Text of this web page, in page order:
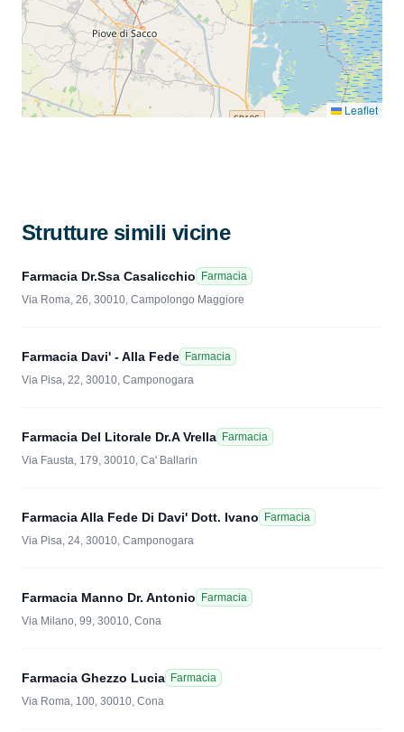
Leaflet
Strutture simili vicine
Farmacia Dr.Ssa Casalicchio
Farmacia
Via Roma, 26, 30010, Campolongo Maggiore
Farmacia Davi' - Alla Fede Farmacia
Via Pisa, 22, 30010, Camponogara
Farmacia Del Litorale Dr.A Vrella Farmacia
Via Fausta, 179, 30010, Ca' Ballarin
Farmacia Alla Fede Di Davi' Dott. Ivano
Farmacia
Via Pisa, 24, 30010, Camponogara
Farmacia Manno Dr. Antonio
Farmacia
Via Milano, 99, 30010, Cona
Farmacia Ghezzo Lucia Farmacia
Via Roma, 100, 30010, Cona